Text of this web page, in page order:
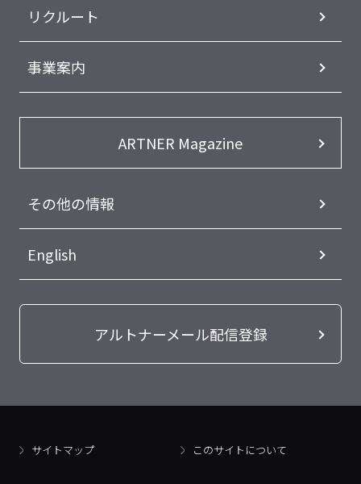
リクルート
事業案内
ARTNER Magazine
その他の情報
English
アルトナーメール配信登録
サイトマップ このサイトについて